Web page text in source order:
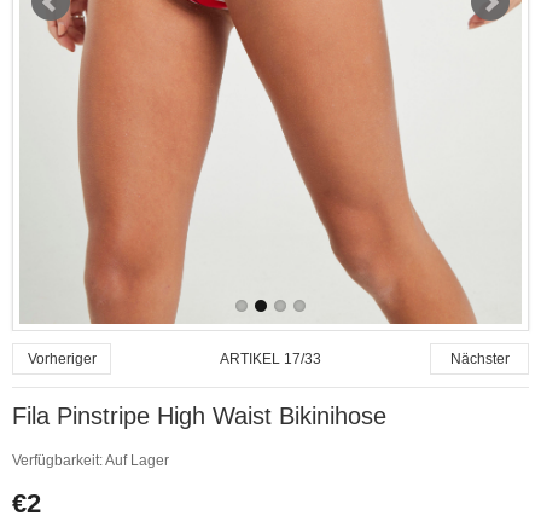
Vorheriger ARTIKEL 17/33 Nächster
Fila Pinstripe High Waist Bikinihose
Verfügbarkeit:Auf Lager
€2